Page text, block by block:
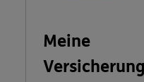
Meine